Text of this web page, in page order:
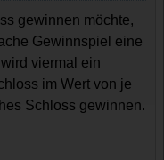
gewinnen möchte,
Gewinnspiel eine
viermal ein
im Wert von je
Schloss gewinnen.